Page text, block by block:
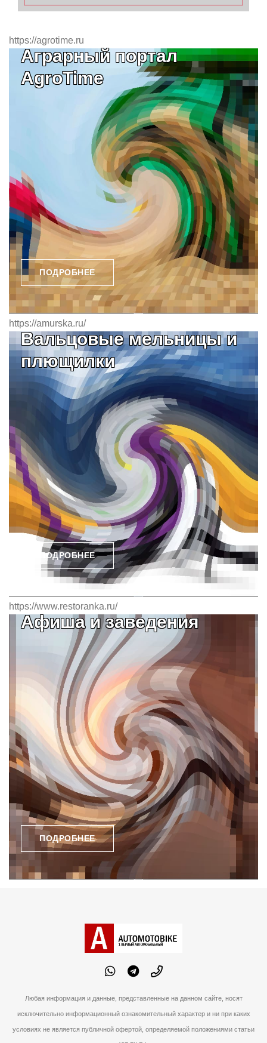
https://agrotime.ru
Аграрный портал
AgroTime
ПОДРОБНЕЕ
https://amurska.ru/
Вальцовые мельницы и
плющилки
ПОДРОБНЕЕ
https://www.restoranka.ru/
Афиша и заведения
ПОДРОБНЕЕ
Любая информация и данные, представленные на данном сайте, носят
исключительно информационный ознакомительный характер и ни при каких
условиях не является публичной офертой, определяемой положениями статьи